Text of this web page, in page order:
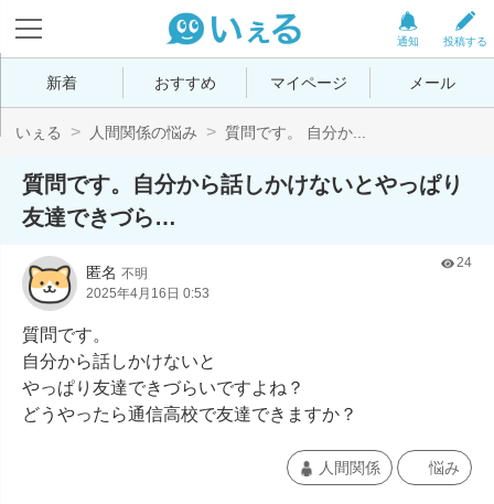
投稿する
通知
新着 おすすめ マイページ メール
いぇる 人間関係の悩み 質問です。 自分か...
質問です。自分から話しかけないとやっぱり
友達できづら…
匿名 不明
2025年4月16日 0:53
24
質問です。
自分から話しかけないと
やっぱり友達できづらいですよね？
どうやったら通信高校で友達できますか？
人間関係 悩み